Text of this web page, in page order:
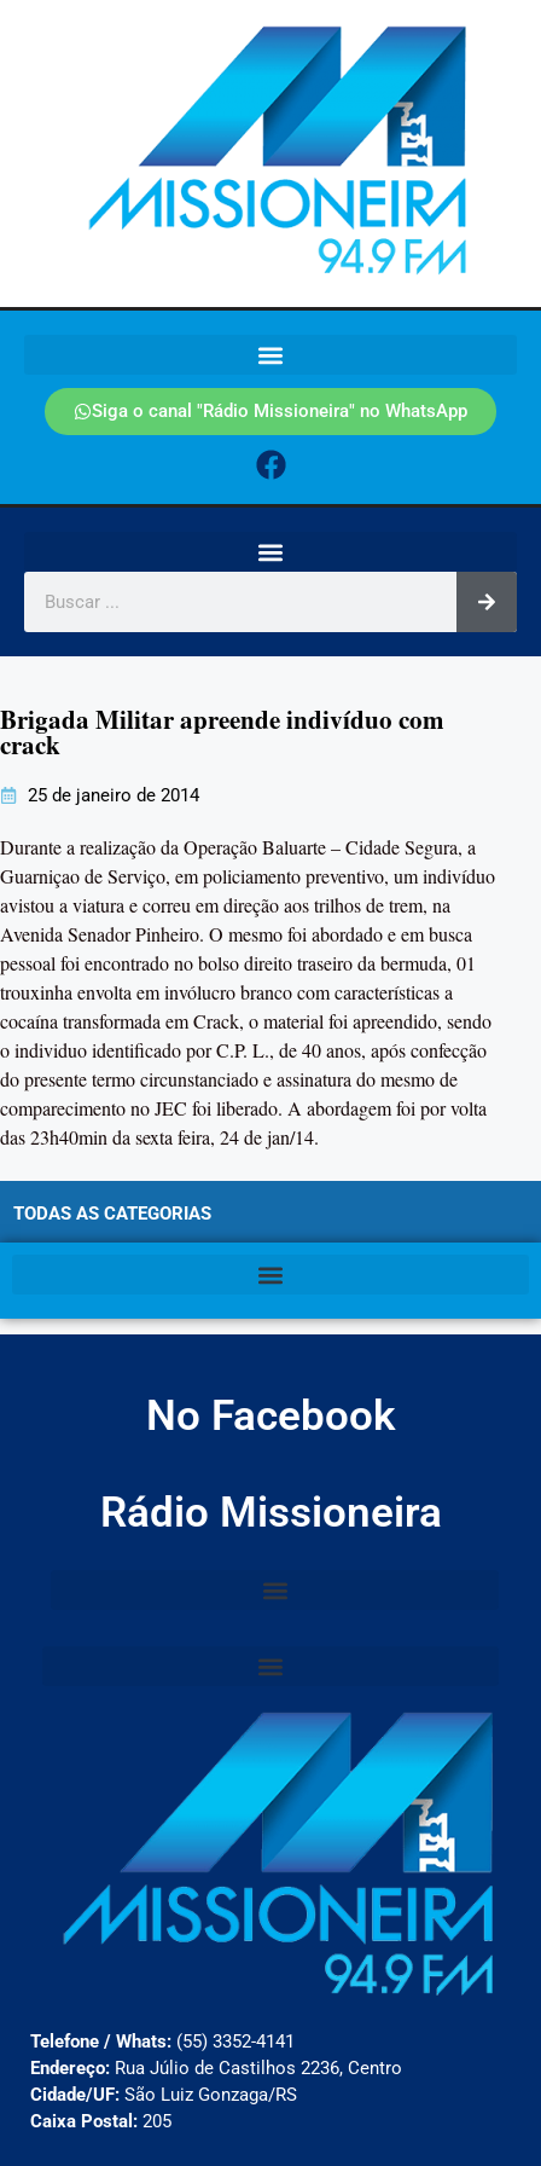
Siga o canal "Rádio Missioneira" no WhatsApp
Brigada Militar apreende indivíduo com
crack
25 de janeiro de 2014
Durante a realização da Operação Baluarte – Cidade Segura, a
Guarniçao de Serviço, em policiamento preventivo, um indivíduo
avistou a viatura e correu em direção aos trilhos de trem, na
Avenida Senador Pinheiro. O mesmo foi abordado e em busca
pessoal foi encontrado no bolso direito traseiro da bermuda, 01
trouxinha envolta em invólucro branco com características a
cocaína transformada em Crack, o material foi apreendido, sendo
o individuo identificado por C.P. L., de 40 anos, após confecção
do presente termo circunstanciado e assinatura do mesmo de
comparecimento no JEC foi liberado. A abordagem foi por volta
das 23h40min da sexta feira, 24 de jan/14.
TODAS AS CATEGORIAS
No Facebook
Rádio Missioneira
Telefone / Whats: (55) 3352-4141
Endereço: Rua Júlio de Castilhos 2236, Centro
Cidade/UF: São Luiz Gonzaga/RS
Caixa Postal: 205